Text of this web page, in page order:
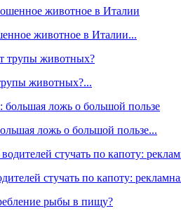
животное в Италии...
животных?...
ложь о большой пользе...
стучать по капоту: